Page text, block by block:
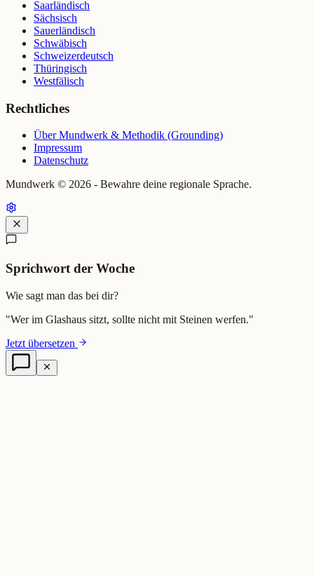
Saarländisch
Sächsisch
Sauerländisch
Schwäbisch
Schweizerdeutsch
Thüringisch
Westfälisch
Rechtliches
Über Mundwerk & Methodik (Grounding)
Impressum
Datenschutz
Mundwerk © 2026 - Bewahre deine regionale Sprache.
Sprichwort der Woche
Wie sagt man das bei dir?
"Wer im Glashaus sitzt, sollte nicht mit Steinen werfen."
Jetzt übersetzen